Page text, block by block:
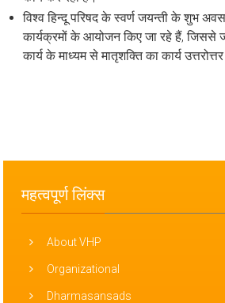
विश्व हिन्दू परिषद के स्वर्ण जयन्ती के शुभ
कार्यक्रमों के आयोजन किए जा रहे हैं,
कार्य के माध्यम से मातृशक्ति का कार्य
महत्वपूर्ण लिंक्स
About VHP
Organizational
Dharmasansads